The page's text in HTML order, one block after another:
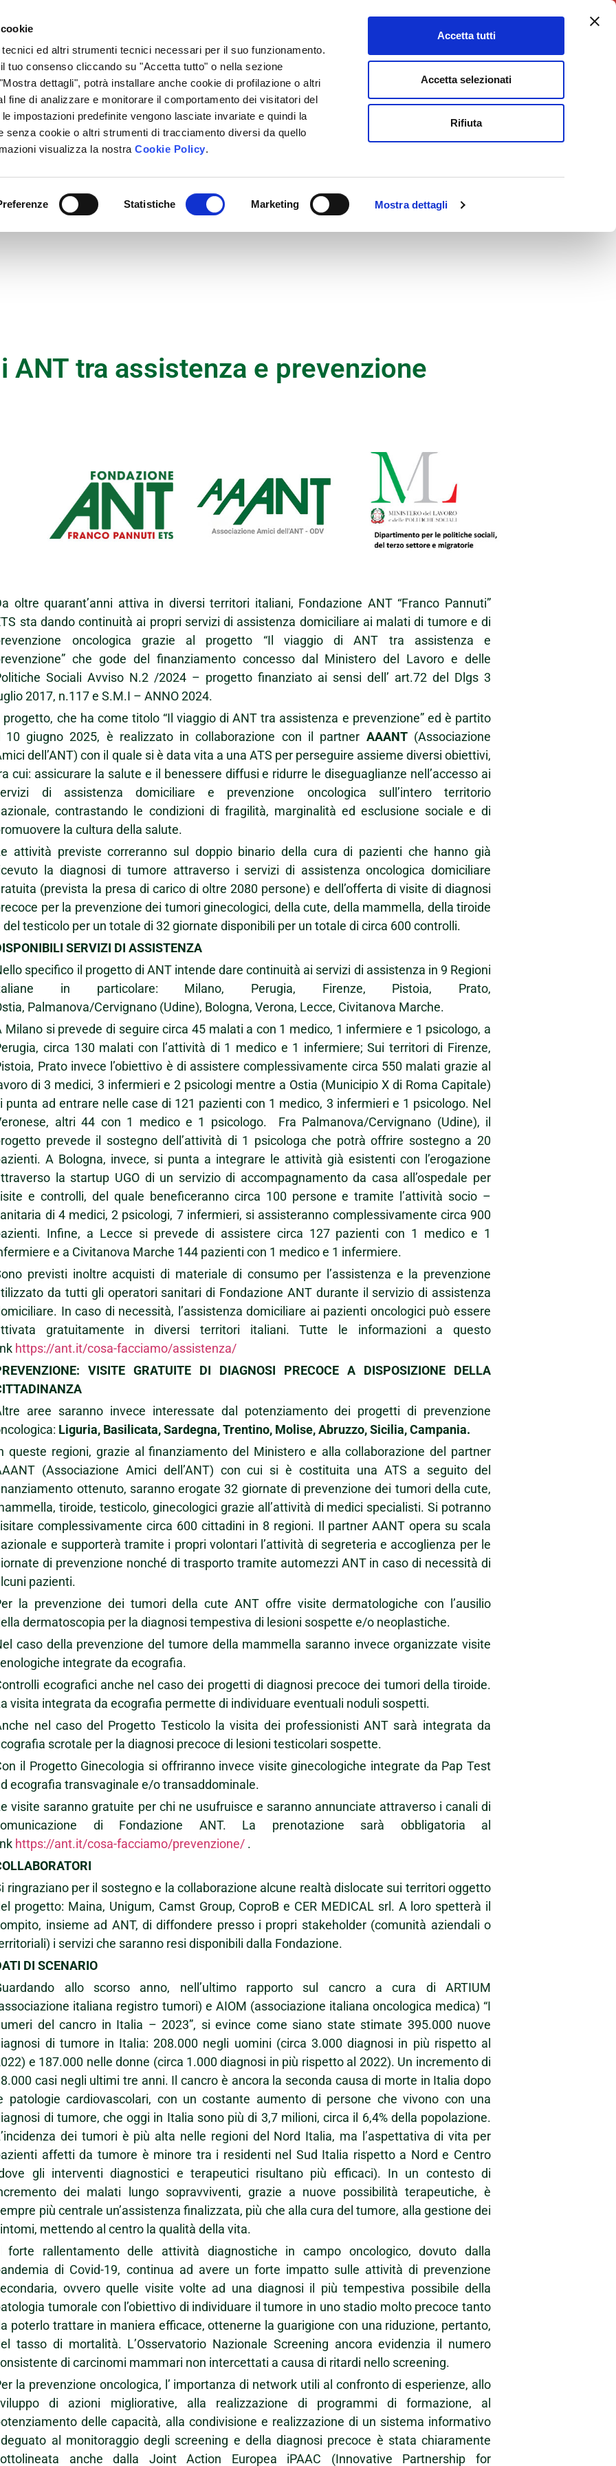
ed altri strumenti tecnici necessari per il suo funzionamento.
tuo consenso cliccando su "Accetta tutto" o nella sezione
dettagli", potrà installare anche cookie di profilazione o altri
fine di analizzare e monitorare il comportamento dei visitatori del
impostazioni predefinite vengono lasciate invariate e quindi la
senza cookie o altri strumenti di tracciamento diversi da quello
visualizza la nostraCookie Policy.
Statistiche Marketing Mostra dettagli
Accetta tutti
Accetta selezionati
Rifiuta
Charity Point
Sedi Locali
DONA ORA
ANT tra assistenza e prevenzione
oltre quarant’anni attiva in diversi territori italiani, Fondazione ANT “Franco Pannuti”
sta dando continuità ai propri servizi di assistenza domiciliare ai malati di tumore e di
oncologica grazie al progetto “Il viaggio di ANT tra assistenza e
che gode del finanziamento concesso dal Ministero del Lavoro e delle
Sociali Avviso N.2 /2024 – progetto finanziato ai sensi dell’ art.72 del Dlgs 3
2017, n.117 e S.M.I – ANNO 2024.
progetto, che ha come titolo “Il viaggio di ANT tra assistenza e prevenzione” ed è partito
10 giugno 2025, è realizzato in collaborazione con il partner AAANT(Associazione
dell’ANT) con il quale si è data vita a una ATS per perseguire assieme diversi obiettivi,
cui: assicurare la salute e il benessere diffusi e ridurre le diseguaglianze nell’accesso ai
di assistenza domiciliare e prevenzione oncologica sull’intero territorio
contrastando le condizioni di fragilità, marginalità ed esclusione sociale e di
la cultura della salute.
attività previste correranno sul doppio binario della cura di pazienti che hanno già
la diagnosi di tumore attraverso i servizi di assistenza oncologica domiciliare
(prevista la presa di carico di oltre 2080 persone) e dell’offerta di visite di diagnosi
per la prevenzione dei tumori ginecologici, della cute, della mammella, della tiroide
del testicolo per un totale di 32 giornate disponibili per un totale di circa 600 controlli.
SERVIZI DI ASSISTENZA
specifico il progetto di ANT intende dare continuità ai servizi di assistenza in 9 Regioni
in particolare: Milano, Perugia, Firenze, Pistoia, Prato,
Palmanova/Cervignano (Udine), Bologna, Verona, Lecce, Civitanova Marche.
Milano si prevede di seguire circa 45 malati a con 1 medico, 1 infermiere e 1 psicologo, a
circa 130 malati con l’attività di 1 medico e 1 infermiere; Sui territori di Firenze,
Prato invece l’obiettivo è di assistere complessivamente circa 550 malati grazie al
di 3 medici, 3 infermieri e 2 psicologi mentre a Ostia (Municipio X di Roma Capitale)
punta ad entrare nelle case di 121 pazienti con 1 medico, 3 infermieri e 1 psicologo. Nel
altri 44 con 1 medico e 1 psicologo. Fra Palmanova/Cervignano (Udine), il
prevede il sostegno dell’attività di 1 psicologa che potrà offrire sostegno a 20
A Bologna, invece, si punta a integrare le attività già esistenti con l’erogazione
la startup UGO di un servizio di accompagnamento da casa all’ospedale per
e controlli, del quale beneficeranno circa 100 persone e tramite l’attività socio –
di 4 medici, 2 psicologi, 7 infermieri, si assisteranno complessivamente circa 900
Infine, a Lecce si prevede di assistere circa 127 pazienti con 1 medico e 1
e a Civitanova Marche 144 pazienti con 1 medico e 1 infermiere.
previsti inoltre acquisti di materiale di consumo per l’assistenza e la prevenzione
da tutti gli operatori sanitari di Fondazione ANT durante il servizio di assistenza
In caso di necessità, l’assistenza domiciliare ai pazienti oncologici può essere
gratuitamente in diversi territori italiani. Tutte le informazioni a questo
https://ant.it/cosa-facciamo/assistenza/
VISITE GRATUITE DI DIAGNOSI PRECOCE A DISPOSIZIONE DELLA
aree saranno invece interessate dal potenziamento dei progetti di prevenzione
Liguria, Basilicata, Sardegna, Trentino, Molise, Abruzzo, Sicilia, Campania.
queste regioni, grazie al finanziamento del Ministero e alla collaborazione del partner
(Associazione Amici dell’ANT) con cui si è costituita una ATS a seguito del
ottenuto, saranno erogate 32 giornate di prevenzione dei tumori della cute,
tiroide, testicolo, ginecologici grazie all’attività di medici specialisti. Si potranno
complessivamente circa 600 cittadini in 8 regioni. Il partner AANT opera su scala
e supporterà tramite i propri volontari l’attività di segreteria e accoglienza per le
di prevenzione nonché di trasporto tramite automezzi ANT in caso di necessità di
pazienti.
la prevenzione dei tumori della cute ANT offre visite dermatologiche con l’ausilio
dermatoscopia per la diagnosi tempestiva di lesioni sospette e/o neoplastiche.
caso della prevenzione del tumore della mammella saranno invece organizzate visite
integrate da ecografia.
ecografici anche nel caso dei progetti di diagnosi precoce dei tumori della tiroide.
visita integrata da ecografia permette di individuare eventuali noduli sospetti.
nel caso del Progetto Testicolo la visita dei professionisti ANT sarà integrata da
scrotale per la diagnosi precoce di lesioni testicolari sospette.
il Progetto Ginecologia si offriranno invece visite ginecologiche integrate da Pap Test
ecografia transvaginale e/o transaddominale.
visite saranno gratuite per chi ne usufruisce e saranno annunciate attraverso i canali di
di Fondazione ANT. La prenotazione sarà obbligatoria al
https://ant.it/cosa-facciamo/prevenzione/ .
ringraziano per il sostegno e la collaborazione alcune realtà dislocate sui territori oggetto
progetto: Maina, Unigum, Camst Group, CoproB e CER MEDICAL srl. A loro spetterà il
insieme ad ANT, di diffondere presso i propri stakeholder (comunità aziendali o
i servizi che saranno resi disponibili dalla Fondazione.
DI SCENARIO
allo scorso anno, nell’ultimo rapporto sul cancro a cura di ARTIUM
italiana registro tumori) e AIOM (associazione italiana oncologica medica) “I
del cancro in Italia – 2023”, si evince come siano state stimate 395.000 nuove
di tumore in Italia: 208.000 negli uomini (circa 3.000 diagnosi in più rispetto al
e 187.000 nelle donne (circa 1.000 diagnosi in più rispetto al 2022). Un incremento di
casi negli ultimi tre anni. Il cancro è ancora la seconda causa di morte in Italia dopo
patologie cardiovascolari, con un costante aumento di persone che vivono con una
di tumore, che oggi in Italia sono più di 3,7 milioni, circa il 6,4% della popolazione.
dei tumori è più alta nelle regioni del Nord Italia, ma l’aspettativa di vita per
affetti da tumore è minore tra i residenti nel Sud Italia rispetto a Nord e Centro
gli interventi diagnostici e terapeutici risultano più efficaci). In un contesto di
dei malati lungo sopravviventi, grazie a nuove possibilità terapeutiche, è
più centrale un’assistenza finalizzata, più che alla cura del tumore, alla gestione dei
mettendo al centro la qualità della vita.
forte rallentamento delle attività diagnostiche in campo oncologico, dovuto dalla
di Covid-19, continua ad avere un forte impatto sulle attività di prevenzione
ovvero quelle visite volte ad una diagnosi il più tempestiva possibile della
tumorale con l’obiettivo di individuare il tumore in uno stadio molto precoce tanto
poterlo trattare in maniera efficace, ottenerne la guarigione con una riduzione, pertanto,
tasso di mortalità. L’Osservatorio Nazionale Screening ancora evidenzia il numero
di carcinomi mammari non intercettati a causa di ritardi nello screening.
la prevenzione oncologica, l’ importanza di network utili al confronto di esperienze, allo
di azioni migliorative, alla realizzazione di programmi di formazione, al
delle capacità, alla condivisione e realizzazione di un sistema informativo
al monitoraggio degli screening e della diagnosi precoce è stata chiaramente
anche dalla Joint Action Europea iPAAC (Innovative Partnership for